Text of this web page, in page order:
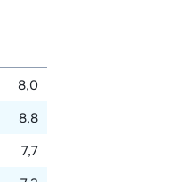
8,0
8,8
7,7